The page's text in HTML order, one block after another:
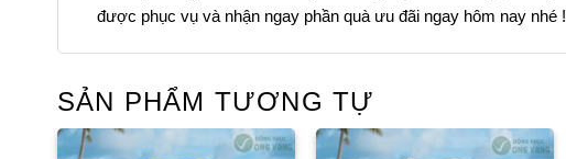
được phục vụ và nhận ngay phần quà ưu đãi ngay hôm nay nhé !
SẢN PHẨM TƯƠNG TỰ